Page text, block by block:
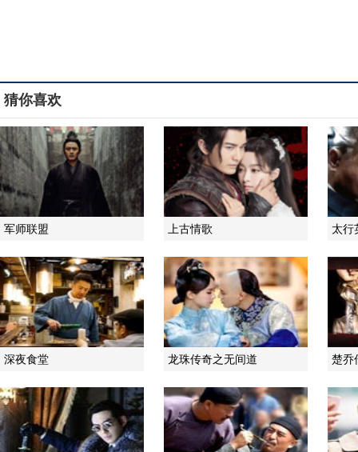
猜你喜欢
军师联盟 上古情歌 太行
深夜食堂 龙珠传奇之无间道 楚乔